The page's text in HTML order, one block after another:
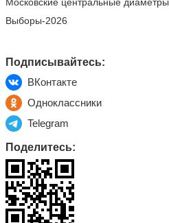
Московские центральные диаметры
Выборы-2026
Подписывайтесь:
ВКонтакте
Одноклассники
Telegram
Поделитесь: